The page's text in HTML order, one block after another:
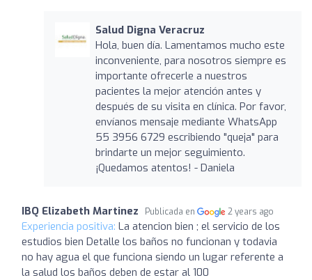
Salud Digna Veracruz
Hola, buen día. Lamentamos mucho este
inconveniente, para nosotros siempre es
importante ofrecerle a nuestros
pacientes la mejor atención antes y
después de su visita en clínica. Por favor,
envíanos mensaje mediante WhatsApp
55 3956 6729 escribiendo "queja" para
brindarte un mejor seguimiento.
¡Quedamos atentos! - Daniela
IBQ Elizabeth Martinez Publicada en 2 years ago
Experiencia positiva: La atencion bien ; el servicio de los
estudios bien Detalle los baños no funcionan y todavia
no hay agua el que funciona siendo un lugar referente a
la salud los baños deben de estar al 100